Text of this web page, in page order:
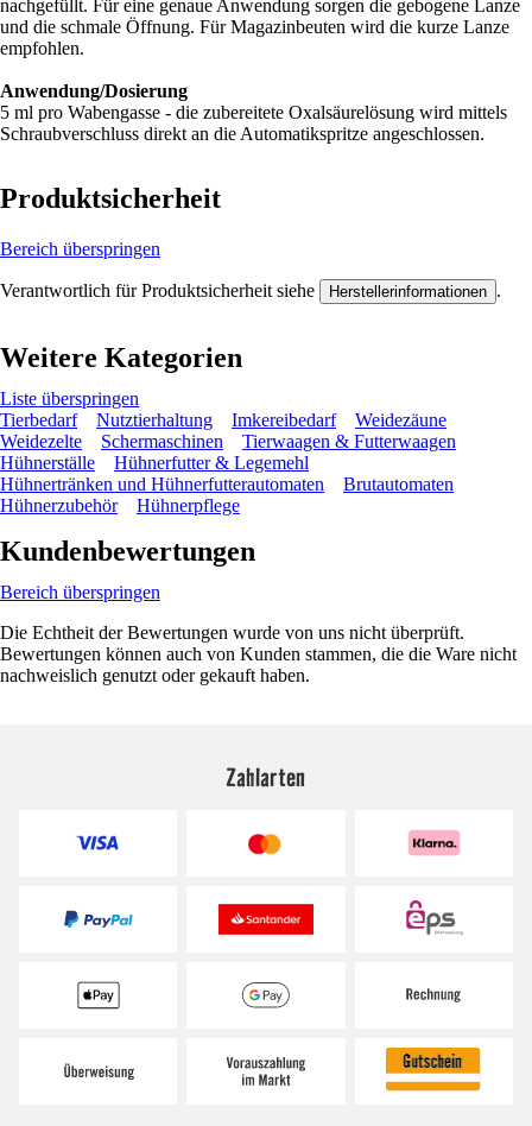
nachgefüllt. Für eine genaue Anwendung sorgen die gebogene Lanze
und die schmale Öffnung. Für Magazinbeuten wird die kurze Lanze
empfohlen.
Anwendung/Dosierung
5 ml pro Wabengasse - die zubereitete Oxalsäurelösung wird mittels
Schraubverschluss direkt an die Automatikspritze angeschlossen.
Produktsicherheit
Bereich überspringen
Verantwortlich für Produktsicherheit siehe Herstellerinformationen .
Weitere Kategorien
Liste überspringen
Tierbedarf
Nutztierhaltung Imkereibedarf
Weidezäune
Weidezelte
Schermaschinen
Tierwaagen & Futterwaagen
Hühnerställe
Hühnerfutter & Legemehl
Hühnertränken und Hühnerfutterautomaten
Brutautomaten
Hühnerzubehör
Hühnerpflege
Kundenbewertungen
Bereich überspringen
Die Echtheit der Bewertungen wurde von uns nicht überprüft.
Bewertungen können auch von Kunden stammen, die die Ware nicht
nachweislich genutzt oder gekauft haben.
Zahlarten